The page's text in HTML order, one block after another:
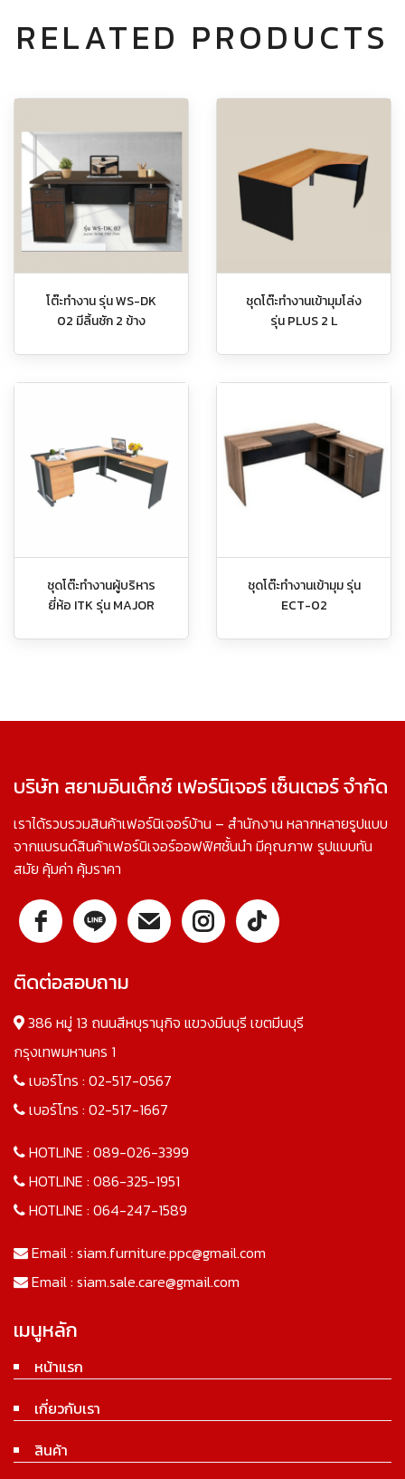
RELATED PRODUCTS
โต๊ะทำงาน รุ่น WS-DK
02 มีลิ้นชัก 2 ข้าง
ชุดโต๊ะทำงานเข้ามุมโล่ง
รุ่น PLUS 2 L
ชุดโต๊ะทำงานผู้บริหาร
ยี่ห้อ ITK รุ่น MAJOR
ชุดโต๊ะทำงานเข้ามุม รุ่น
ECT-02
บริษัท สยามอินเด็กซ์ เฟอร์นิเจอร์ เซ็นเตอร์ จำกัด
เราได้รวบรวมสินค้าเฟอร์นิเจอร์บ้าน – สำนักงาน หลากหลายรูปแบบ
จากแบรนด์สินค้าเฟอร์นิเจอร์ออฟฟิศชั้นนำ มีคุณภาพ รูปแบบทัน
สมัย คุ้มค่า คุ้มราคา
ติดต่อสอบถาม
386 หมู่ 13 ถนนสีหบุรานุกิจ แขวงมีนบุรี เขตมีนบุรี
กรุงเทพมหานคร 1
เบอร์โทร : 02-517-0567
เบอร์โทร : 02-517-1667
HOTLINE : 089-026-3399
HOTLINE : 086-325-1951
HOTLINE : 064-247-1589
Email : siam.furniture.ppc@gmail.com
Email : siam.sale.care@gmail.com
เมนูหลัก
หน้าแรก
เกี่ยวกับเรา
สินค้า